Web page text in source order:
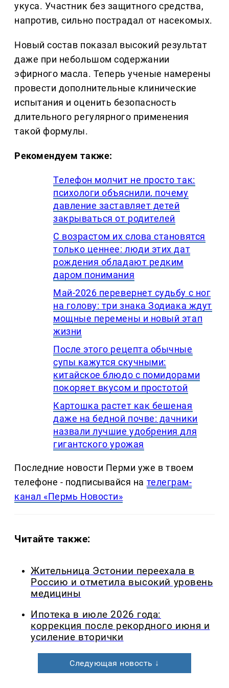
укуса. Участник без защитного средства,
напротив, сильно пострадал от насекомых.
Новый состав показал высокий результат
даже при небольшом содержании
эфирного масла. Теперь ученые намерены
провести дополнительные клинические
испытания и оценить безопасность
длительного регулярного применения
такой формулы.
Рекомендуем также:
Телефон молчит не просто так:
психологи объяснили, почему
давление заставляет детей
закрываться от родителей
С возрастом их слова становятся
только ценнее: люди этих дат
рождения обладают редким
даром понимания
Май-2026 перевернет судьбу с ног
на голову: три знака Зодиака ждут
мощные перемены и новый этап
жизни
После этого рецепта обычные
супы кажутся скучными:
китайское блюдо с помидорами
покоряет вкусом и простотой
Картошка растет как бешеная
даже на бедной почве: дачники
назвали лучшие удобрения для
гигантского урожая
Последние новости Перми уже в твоем
телефоне - подписывайся на телеграм-
канал «Пермь Новости»
Читайте также:
Жительница Эстонии переехала в
Россию и отметила высокий уровень
медицины
Ипотека в июле 2026 года:
коррекция после рекордного июня и
усиление вторички
Следующая новость ↓